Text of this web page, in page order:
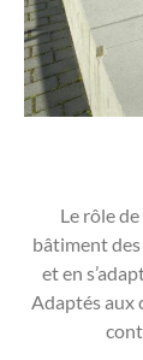
Le rôle
bâtiment
et en
Adaptés aux